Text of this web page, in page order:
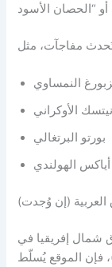
النمساوي
الأوكراني
بورتو البرتغالي
أياكس الهولندي
العربية (إن وُجدت)
شمال إفريقيا في
فإن الموقع يُسلّط